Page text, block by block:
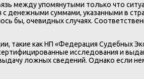
между упомянутыми только что
денежными суммами, указанными в
бы, очевидных случаях.
такие как НП «Федерация Судебных
исследования и
ложных сведений. Однако если